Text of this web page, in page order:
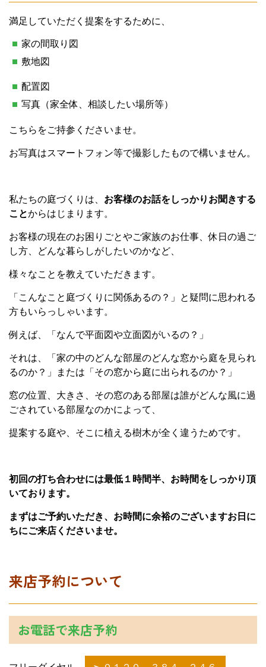
満足していただく提案をするために、
家の間取り図
敷地図
配置図
写真（家全体、相談したい場所等）
こちらをご持参くださいませ。
お写真はスマートフォン等で撮影したもので構いません。
私たちの庭づくりは、 お客様のお話をしっかりお聞きする
ことからはじまります。
お客様の現在のお困りごとやご家族のお仕事、休日の過ご
し方、どんな暮らしがしたいのかなど、
様々なことを教えていただきます。
「こんなこと庭づくりに関係あるの？」と疑問に思われる
方もいらっしゃいます。
例えば、「なんで平面図や立面図がいるの？」
それは、「家の中のどんな部屋のどんな窓から庭を見られ
るのか？」または「その窓から庭に出られるのか？」
窓の位置、大きさ、その窓のある部屋は誰がどんな風に過
ごされている部屋なのかによって、
提案する庭や、そこに植える樹木が全く違うためです。
初回の打ち合わせには最低１時間半、お時間をしっかり頂
いております。
まずはご予約いただき、お時間に余裕のございますお日に
ちにご来店くださいませ。
来店予約について
お電話で来店予約